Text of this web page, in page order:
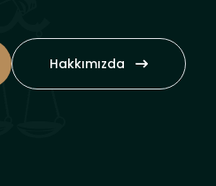
Hakkımızda